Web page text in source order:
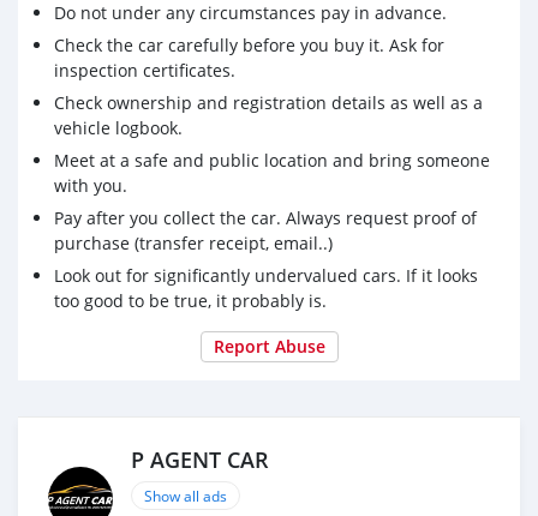
- ปุ่มสตาร์ท
- กุญแจkeyless เบาะหนังแท้ปรับไฟฟ้าคนขับ
- จอDVD, NAVI, กล้องถอย, บลูทูธ
- พวงมาลัยมัลติฟังก์ชั่น​ ครูซ​คอนโทรล
- AIRBAG, ABS, มองข้างปรับ/พับไฟฟ้า
- รับประกันตัวถังเดิมๆ 100%
🔝มีบัตรเครดิตเปิดใช้มาแล้ว1ปีรับรถภายใน 1 ชม.
🔝เครดิตดีฟรีดาวน์ทุกอาชีพ
🔝เกษตร/ฟรีแลนซ์/ส่งของ/อาชีพอื่นๆ
🔝มีสลิปมีประกันสังคมซื้อคนเดียวได้เลย
📣 ซื้อสดไม่มีบวก vat 7%
📣 จัดส่งรถถึงหน้าบ้าน ด้วยรถสไลด์
📣 บริการเซ็นไฟแนนซ์ถึงบ้าน
🚫รับจัดไฟแนนซ์/รีไฟแนนซ์🚫
#ELANTA #รถเก๋ง #รถมือสอง #ฮุนได #เอลันทรา
Do not under any circumstances pay in advance.
Check the car carefully before you buy it. Ask for
inspection certificates.
Check ownership and registration details as well as a
vehicle logbook.
Meet at a safe and public location and bring someone
with you.
Pay after you collect the car. Always request proof of
purchase (transfer receipt, email..)
Look out for significantly undervalued cars. If it looks
too good to be true, it probably is.
Report Abuse
P AGENT CAR
Show all ads